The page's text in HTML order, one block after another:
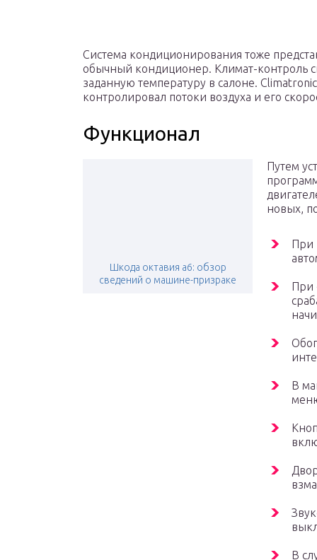
Система кондиционирования тоже
обычный кондиционер. Климат-контроль
заданную температуру в салоне.
контролировал потоки воздуха и его
Функционал
Шкода октавия а6: обзор
сведений о машине-призраке
Путем
новых,
При
При
В
В